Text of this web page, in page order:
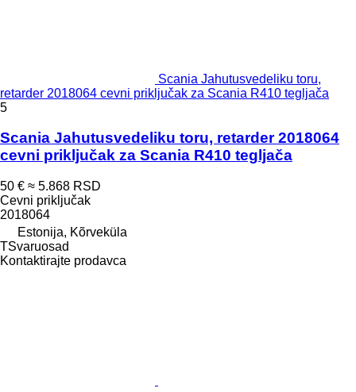
Scania Jahutusvedeliku toru,
retarder 2018064 cevni priključak za Scania R410 tegljača
5
Scania Jahutusvedeliku toru, retarder 2018064
cevni priključak za Scania R410 tegljača
50 € ≈ 5.868 RSD
Cevni priključak
2018064
Estonija, Kõrveküla
TSvaruosad
Kontaktirajte prodavca